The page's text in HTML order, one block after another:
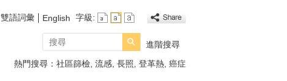
雙語詞彙 English 字級:
搜尋
進階搜尋
熱門搜尋： 社區篩檢 流感 長照 登革熱 癌症